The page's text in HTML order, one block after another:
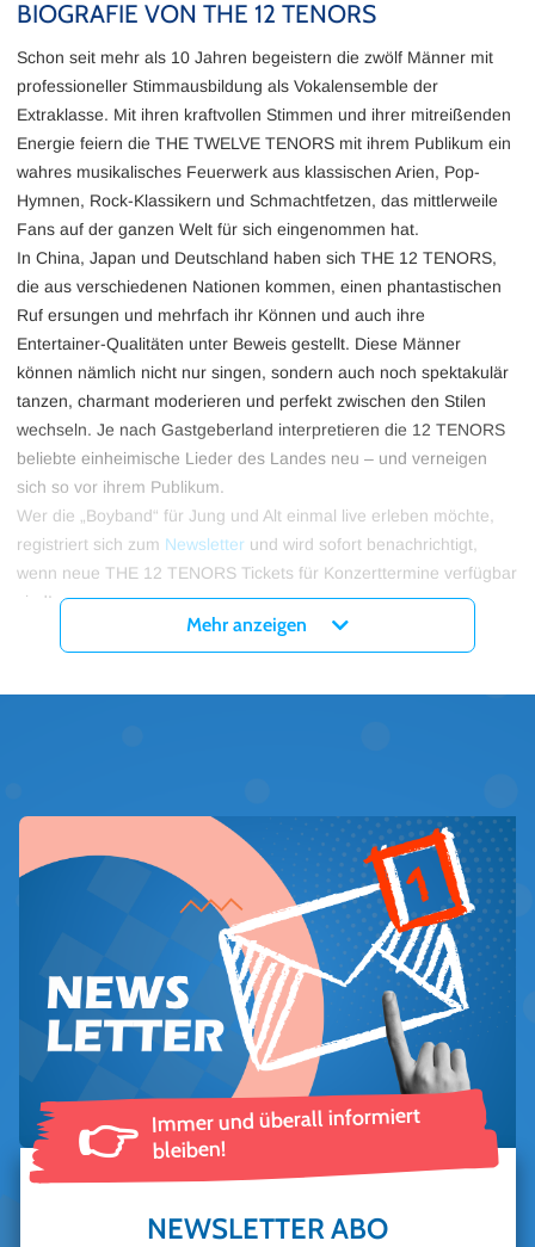
BIOGRAFIE VON THE 12 TENORS
Schon seit mehr als 10 Jahren begeistern die zwölf Männer mit
professioneller Stimmausbildung als Vokalensemble der
Extraklasse. Mit ihren kraftvollen Stimmen und ihrer mitreißenden
Energie feiern die THE TWELVE TENORS mit ihrem Publikum ein
wahres musikalisches Feuerwerk aus klassischen Arien, Pop-
Hymnen, Rock-Klassikern und Schmachtfetzen, das mittlerweile
Fans auf der ganzen Welt für sich eingenommen hat.
In China, Japan und Deutschland haben sich THE 12 TENORS,
die aus verschiedenen Nationen kommen, einen phantastischen
Ruf ersungen und mehrfach ihr Können und auch ihre
Entertainer-Qualitäten unter Beweis gestellt. Diese Männer
können nämlich nicht nur singen, sondern auch noch spektakulär
tanzen, charmant moderieren und perfekt zwischen den Stilen
wechseln. Je nach Gastgeberland interpretieren die 12 TENORS
beliebte einheimische Lieder des Landes neu – und verneigen
sich so vor ihrem Publikum.
Wer die „Boyband“ für Jung und Alt einmal live erleben möchte,
registriert sich zum Newsletter und wird sofort benachrichtigt,
wenn neue THE 12 TENORS Tickets für Konzerttermine verfügbar
sind!
Mehr anzeigen
👉 Immer und überall informiert
bleiben!
NEWSLETTER ABO